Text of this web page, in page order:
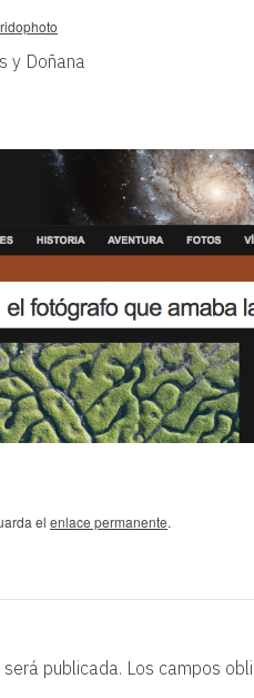
y Doñana
el enlace permanente.
publicada. Los campos